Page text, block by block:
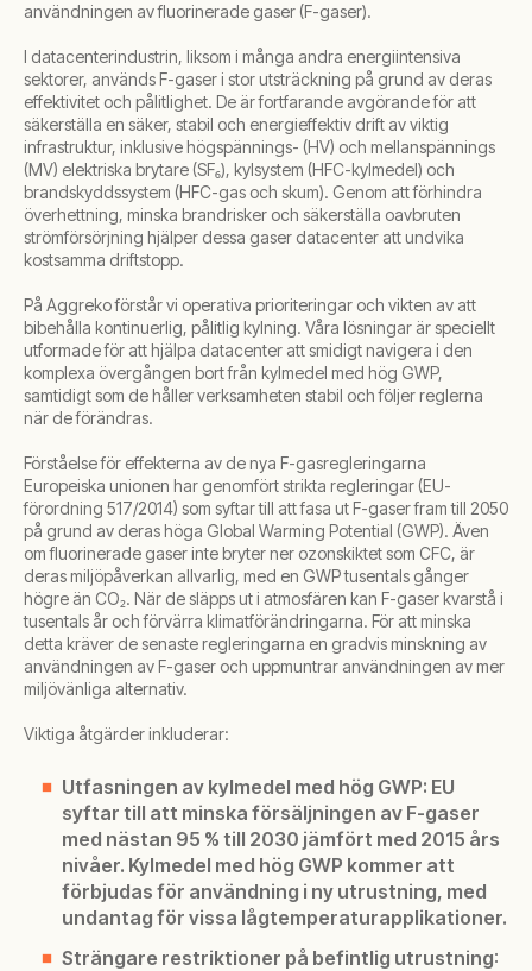
användningen av fluorinerade gaser (F-gaser).
I datacenterindustrin, liksom i många andra energiintensiva
sektorer, används F-gaser i stor utsträckning på grund av deras
effektivitet och pålitlighet. De är fortfarande avgörande för att
säkerställa en säker, stabil och energieffektiv drift av viktig
infrastruktur, inklusive högspännings- (HV) och mellanspännings
(MV) elektriska brytare (SF₆), kylsystem (HFC-kylmedel) och
brandskyddssystem (HFC-gas och skum). Genom att förhindra
överhettning, minska brandrisker och säkerställa oavbruten
strömförsörjning hjälper dessa gaser datacenter att undvika
kostsamma driftstopp.
På Aggreko förstår vi operativa prioriteringar och vikten av att
bibehålla kontinuerlig, pålitlig kylning. Våra lösningar är speciellt
utformade för att hjälpa datacenter att smidigt navigera i den
komplexa övergången bort från kylmedel med hög GWP,
samtidigt som de håller verksamheten stabil och följer reglerna
när de förändras.
Förståelse för effekterna av de nya F-gasregleringarna
Europeiska unionen har genomfört strikta regleringar (EU-
förordning 517/2014) som syftar till att fasa ut F-gaser fram till 2050
på grund av deras höga Global Warming Potential (GWP). Även
om fluorinerade gaser inte bryter ner ozonskiktet som CFC, är
deras miljöpåverkan allvarlig, med en GWP tusentals gånger
högre än CO₂. När de släpps ut i atmosfären kan F-gaser kvarstå i
tusentals år och förvärra klimatförändringarna. För att minska
detta kräver de senaste regleringarna en gradvis minskning av
användningen av F-gaser och uppmuntrar användningen av mer
miljövänliga alternativ.
Viktiga åtgärder inkluderar:
Utfasningen av kylmedel med hög GWP: EU
syftar till att minska försäljningen av F-gaser
med nästan 95 % till 2030 jämfört med 2015 års
nivåer. Kylmedel med hög GWP kommer att
förbjudas för användning i ny utrustning, med
undantag för vissa lågtemperaturapplikationer.
Strängare restriktioner på befintlig utrustning: